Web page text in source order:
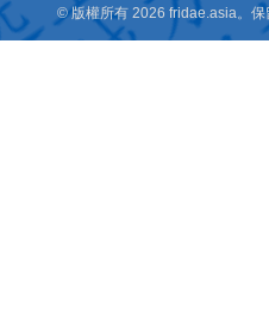
© 版權所有 2026 fridae.asia。